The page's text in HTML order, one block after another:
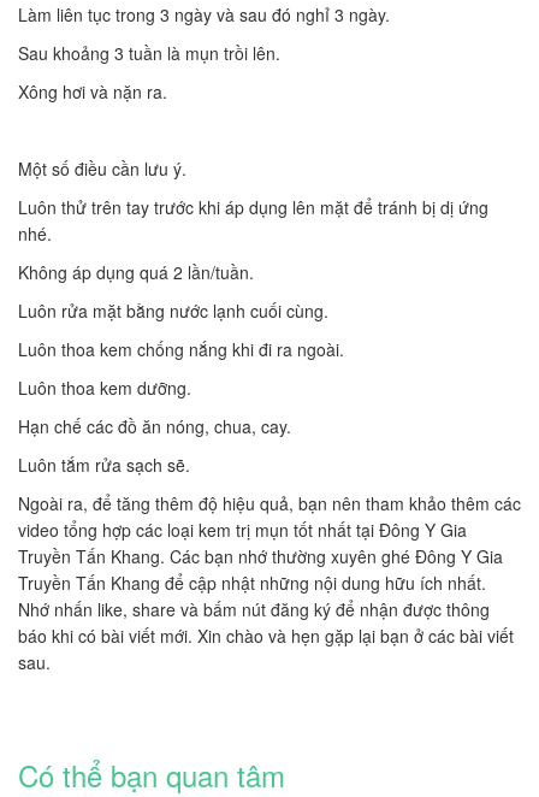
Làm liên tục trong 3 ngày và sau đó nghỉ 3 ngày.
Sau khoảng 3 tuần là mụn trồi lên.
Xông hơi và nặn ra.
Một số điều cần lưu ý.
Luôn thử trên tay trước khi áp dụng lên mặt để tránh bị dị ứng
nhé.
Không áp dụng quá 2 lần/tuần.
Luôn rửa mặt bằng nước lạnh cuối cùng.
Luôn thoa kem chống nắng khi đi ra ngoài.
Luôn thoa kem dưỡng.
Hạn chế các đồ ăn nóng, chua, cay.
Luôn tắm rửa sạch sẽ.
Ngoài ra, để tăng thêm độ hiệu quả, bạn nên tham khảo thêm các
video tổng hợp các loại kem trị mụn tốt nhất tại Đông Y Gia
Truyền Tấn Khang. Các bạn nhớ thường xuyên ghé Đông Y Gia
Truyền Tấn Khang để cập nhật những nội dung hữu ích nhất.
Nhớ nhấn like, share và bấm nút đăng ký để nhận được thông
báo khi có bài viết mới. Xin chào và hẹn gặp lại bạn ở các bài viết
sau.
Có thể bạn quan tâm